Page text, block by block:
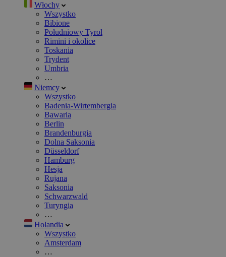
Włochy
Wszystko
Bibione
Południowy Tyrol
Rimini i okolice
Toskania
Trydent
Umbria
…
Niemcy
Wszystko
Badenia-Wirtembergia
Bawaria
Berlin
Brandenburgia
Dolna Saksonia
Düsseldorf
Hamburg
Hesja
Rujana
Saksonia
Schwarzwald
Turyngia
…
Holandia
Wszystko
Amsterdam
…